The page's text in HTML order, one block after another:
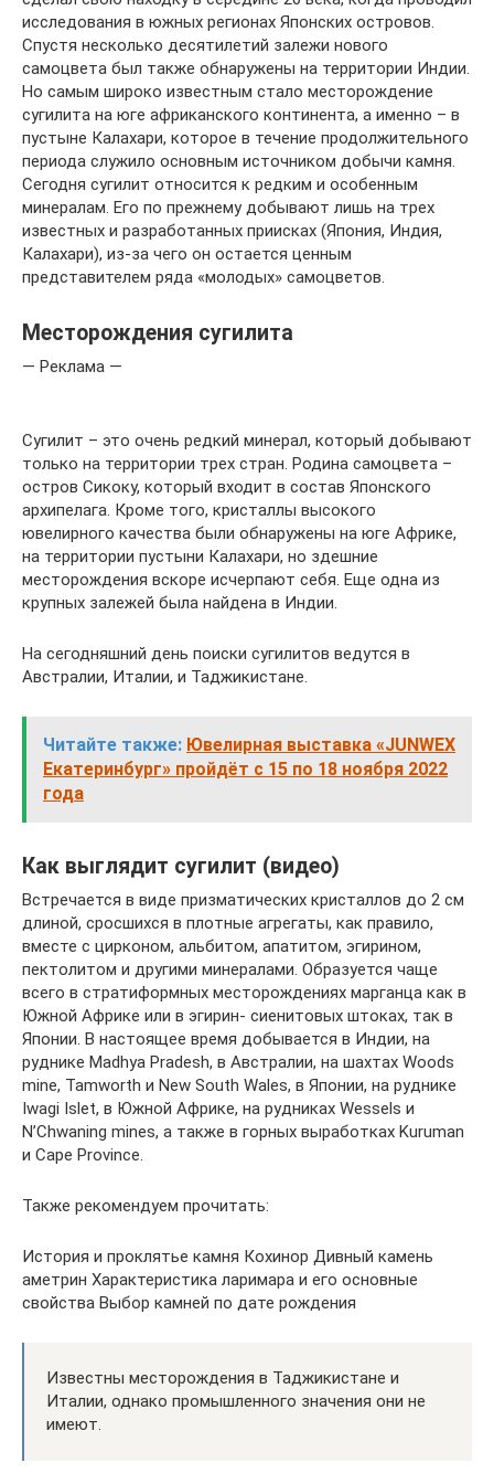
исследования в южных регионах Японских островов.
Спустя несколько десятилетий залежи нового
самоцвета был также обнаружены на территории Индии.
Но самым широко известным стало месторождение
сугилита на юге африканского континента, а именно – в
пустыне Калахари, которое в течение продолжительного
периода служило основным источником добычи камня.
Сегодня сугилит относится к редким и особенным
минералам. Его по прежнему добывают лишь на трех
известных и разработанных приисках (Япония, Индия,
Калахари), из-за чего он остается ценным
представителем ряда «молодых» самоцветов.
Месторождения сугилита
— Реклама —
Сугилит – это очень редкий минерал, который добывают
только на территории трех стран. Родина самоцвета –
остров Сикоку, который входит в состав Японского
архипелага. Кроме того, кристаллы высокого
ювелирного качества были обнаружены на юге Африке,
на территории пустыни Калахари, но здешние
месторождения вскоре исчерпают себя. Еще одна из
крупных залежей была найдена в Индии.
На сегодняшний день поиски сугилитов ведутся в
Австралии, Италии, и Таджикистане.
Читайте также: Ювелирная выставка «JUNWEX
Екатеринбург» пройдёт с 15 по 18 ноября 2022
года
Как выглядит сугилит (видео)
Встречается в виде призматических кристаллов до 2 см
длиной, сросшихся в плотные агрегаты, как правило,
вместе с цирконом, альбитом, апатитом, эгирином,
пектолитом и другими минералами. Образуется чаще
всего в стратиформных месторождениях марганца как в
Южной Африке или в эгирин- сиенитовых штоках, так в
Японии. В настоящее время добывается в Индии, на
руднике Madhya Pradesh, в Австралии, на шахтах Woods
mine, Tamworth и New South Wales, в Японии, на руднике
Iwagi Islet, в Южной Африке, на рудниках Wessels и
N’Chwaning mines, а также в горных выработках Kuruman
и Cape Province.
Также рекомендуем прочитать:
История и проклятье камня Кохинор Дивный камень
аметрин Характеристика ларимара и его основные
свойства Выбор камней по дате рождения
Известны месторождения в Таджикистане и
Италии, однако промышленного значения они не
имеют.